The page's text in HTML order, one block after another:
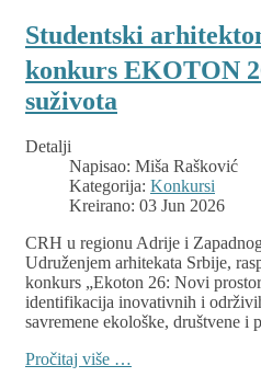
Studentski
konkurs EKOTON
suživota
Detalji
Napisao: Miša Rašković
Kategorija: Konkursi
Kreirano: 03 Jun 2026
CRH u regionu Adrije i
Udruženjem arhitekata Srbije,
konkurs „Ekoton 26: Novi
identifikacija inovativnih i
savremene ekološke, društvene i
Pročitaj više …